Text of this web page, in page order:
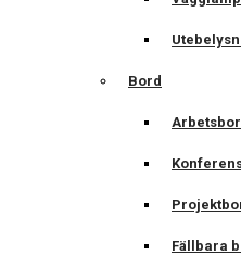
Bord
Fällbara